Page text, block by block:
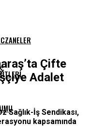
Çifte
Adalet
Sağlık-İş Sendikası,
kapsamında